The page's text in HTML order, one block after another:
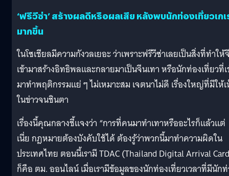
‘ฟรีวีซ่า’ สร้างผลดีหรือผลเสีย หลังพบนักท่องเที่ยวเกเ
มากขึ้น
ในโซเชียลมีความกังวลเยอะ ว่าเพราะฟรีวีซ่าเลยเป็นสิ่งที่ทำให้
เข้ามาสร้างอิทธิพลและกลายมาเป็นจีนเทา หรือนักท่องเที่ยวที่
มาทำพฤติกรรมแย่ ๆ ไม่เหมาะสม เจตนาไม่ดี เรื่องใหญ่ที่มีให้
ในข่าวจนชินตา
เรื่องนี้คุณกลางชี้แจงว่า “การที่คนมาทำเทาหรืออะไรก็แล้วแต่
เนี่ย กฎหมายต้องบังคับใช้ได้ ต้องรู้ว่าพวกนี้มาทำความผิดใน
ประเทศไทย ตอนนี้เรามี TDAC (Thailand Digital Arrival
ก็คือ ตม. ออนไลน์ เมื่อเรามีข้อมูลของนักท่องเที่ยวเวลาที่มีนัก